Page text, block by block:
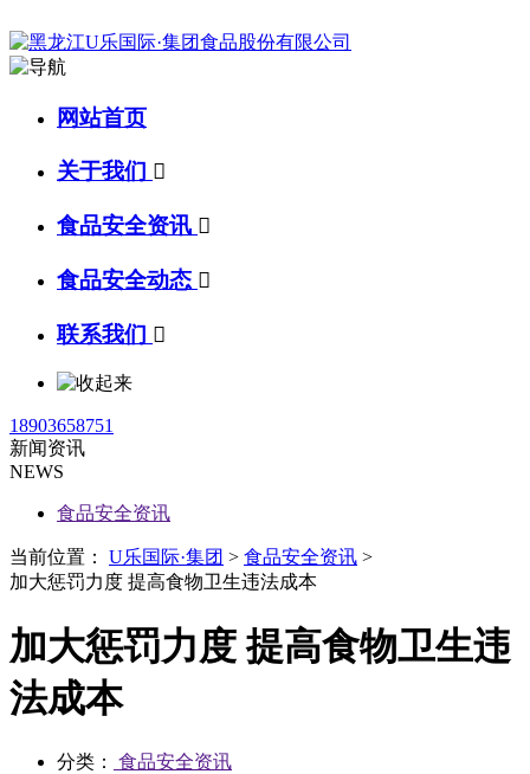
网站首页
关于我们 
食品安全资讯 
食品安全动态 
联系我们 
18903658751
新闻资讯
NEWS
食品安全资讯
当前位置： U乐国际·集团 > 食品安全资讯 >
加大惩罚力度 提高食物卫生违法成本
加大惩罚力度 提高食物卫生违
法成本
分类：
食品安全资讯